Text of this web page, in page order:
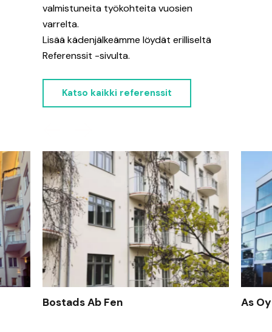
valmistuneita työkohteita vuosien
varrelta.
Lisää kädenjälkeämme löydät erilliseltä
Referenssit -sivulta.
Katso kaikki referenssit
Bostads Ab Fen As